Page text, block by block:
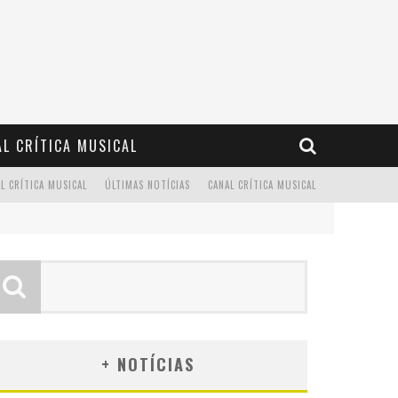
CRÍTICA MUSICAL
CANAL CRÍTICA MUSICAL
ÚLTIMAS NOTÍCIAS
CRÍTICA MUSICAL
+ NOTÍCIAS